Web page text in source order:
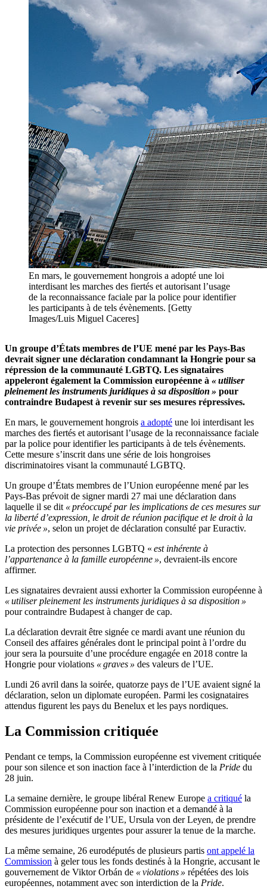
En mars, le gouvernement hongrois a adopté une loi
interdisant les marches des fiertés et autorisant l’usage
de la reconnaissance faciale par la police pour identifier
les participants à de tels évènements. [Getty
Images/Luis Miguel Caceres]
Un groupe d’États membres de l’UE mené par les Pays-Bas
devrait signer une déclaration condamnant la Hongrie pour sa
répression de la communauté LGBTQ. Les signataires
appeleront également la Commission européenne à « utiliser
pleinement les instruments juridiques à sa disposition » pour
contraindre Budapest à revenir sur ses mesures répressives.
En mars, le gouvernement hongrois a adopté une loi interdisant les
marches des fiertés et autorisant l’usage de la reconnaissance faciale
par la police pour identifier les participants à de tels évènements.
Cette mesure s’inscrit dans une série de lois hongroises
discriminatoires visant la communauté LGBTQ.
Un groupe d’États membres de l’Union européenne mené par les
Pays-Bas prévoit de signer mardi 27 mai une déclaration dans
laquelle il se dit « préoccupé par les implications de ces mesures sur
la liberté d’expression, le droit de réunion pacifique et le droit à la
vie privée », selon un projet de déclaration consulté par Euractiv.
La protection des personnes LGBTQ « est inhérente à
l’appartenance à la famille européenne », devraient-ils encore
affirmer.
Les signataires devraient aussi exhorter la Commission européenne à
« utiliser pleinement les instruments juridiques à sa disposition »
pour contraindre Budapest à changer de cap.
La déclaration devrait être signée ce mardi avant une réunion du
Conseil des affaires générales dont le principal point à l’ordre du
jour sera la poursuite d’une procédure engagée en 2018 contre la
Hongrie pour violations « graves » des valeurs de l’UE.
Lundi 26 avril dans la soirée, quatorze pays de l’UE avaient signé la
déclaration, selon un diplomate européen. Parmi les cosignataires
attendus figurent les pays du Benelux et les pays nordiques.
La Commission critiquée
Pendant ce temps, la Commission européenne est vivement critiquée
pour son silence et son inaction face à l’interdiction de la Pride du
28 juin.
La semaine dernière, le groupe libéral Renew Europe a critiqué la
Commission européenne pour son inaction et a demandé à la
présidente de l’exécutif de l’UE, Ursula von der Leyen, de prendre
des mesures juridiques urgentes pour assurer la tenue de la marche.
La même semaine, 26 eurodéputés de plusieurs partis ont appelé la
Commission à geler tous les fonds destinés à la Hongrie, accusant le
gouvernement de Viktor Orbán de « violations » répétées des lois
européennes, notamment avec son interdiction de la Pride.